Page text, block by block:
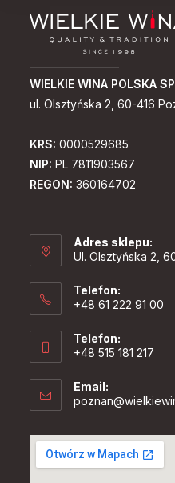
WIELKIE WINA POLSKA
ul. Olsztyńska 2, 60-416
KRS: 0000529685
NIP: PL 7811903567
REGON: 360164702
Adres sklepu:
Ul. Olsztyńska 2,
Telefon:
+48 61 222 91 00
Telefon:
+48 515 181 217
Email: